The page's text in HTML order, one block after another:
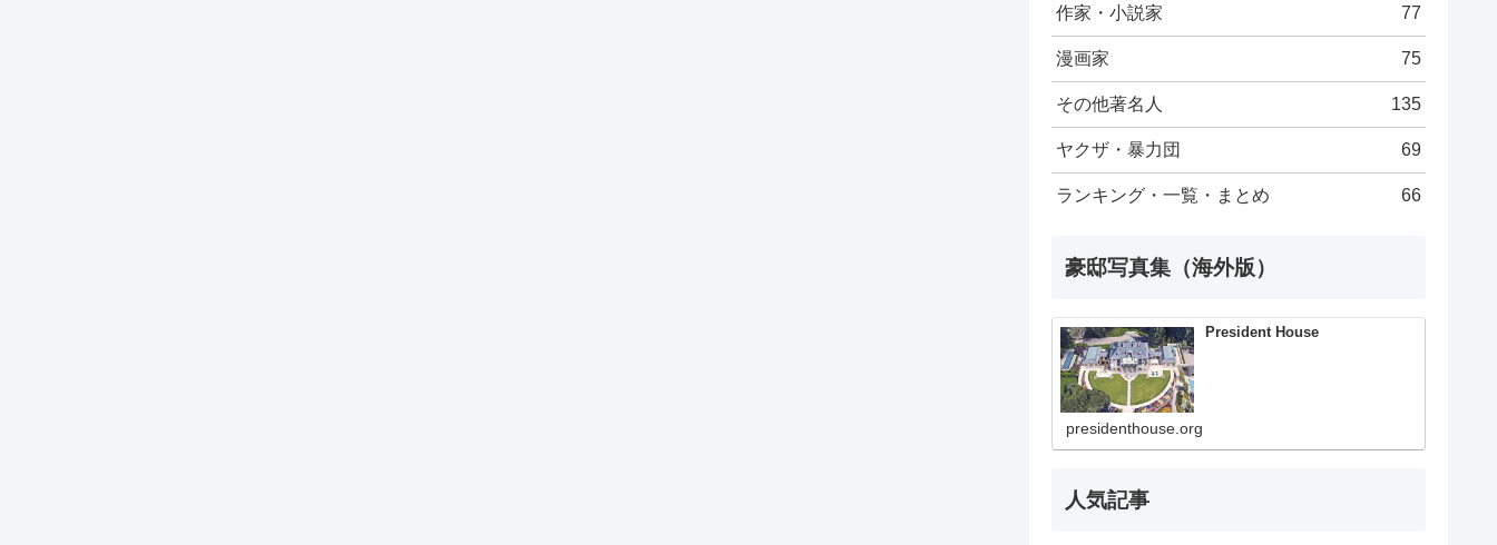
作家・小説家 77
漫画家 75
その他著名人 135
ヤクザ・暴力団 69
ランキング・一覧・まとめ 66
豪邸写真集（海外版）
President House
presidenthouse.org
人気記事